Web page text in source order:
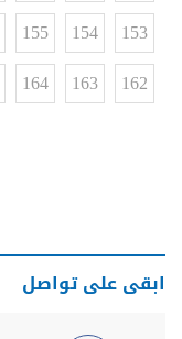
153
154
155
162
163
164
ابقى على تواصل